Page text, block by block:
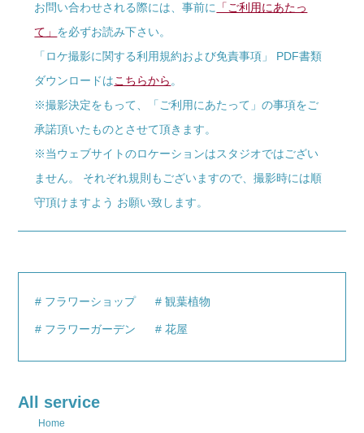
お問い合わせされる際には、事前に 「ご利用にあたっ
て」 を必ずお読み下さい。
「ロケ撮影に関する利用規約および免責事項」 PDF書類
ダウンロードはこちらから。
※撮影決定をもって、「ご利用にあたって」の事項をご
承諾頂いたものとさせて頂きます。
※当ウェブサイトのロケーションはスタジオではござい
ません。 それぞれ規則もございますので、撮影時には順
守頂けますよう お願い致します。
フラワーショップ 観葉植物
フラワーガーデン 花屋
All service
Home